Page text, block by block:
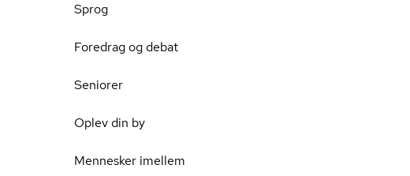
Sprog
Foredrag og debat
Seniorer
Oplev din by
Mennesker imellem